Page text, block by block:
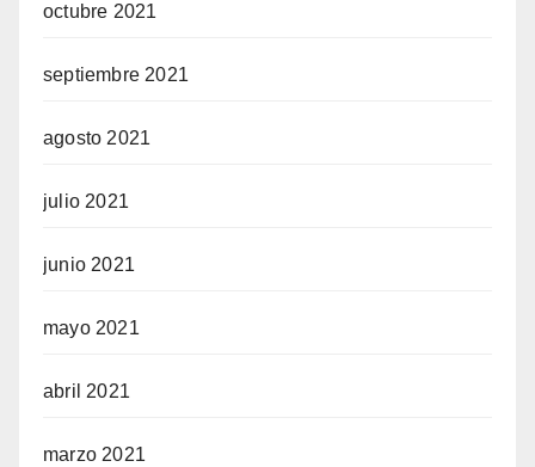
octubre 2021
septiembre 2021
agosto 2021
julio 2021
junio 2021
mayo 2021
abril 2021
marzo 2021